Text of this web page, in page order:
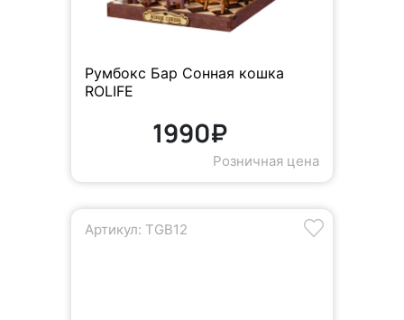
Румбокс Бар Сонная кошка
ROLIFE
1990₽
Розничная цена
Артикул: TGB12